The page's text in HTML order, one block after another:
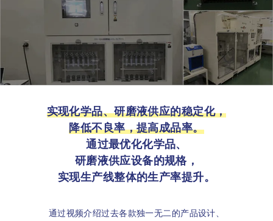
实现化学品、研磨液供应的稳定化，
降低不良率，提高成品率。
通过最优化化学品、
研磨液供应设备的规格，
实现生产线整体的生产率提升。
通过视频介绍过去各款独一无二的产品设计、